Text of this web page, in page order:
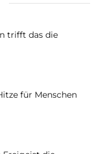
trifft das die
für Menschen